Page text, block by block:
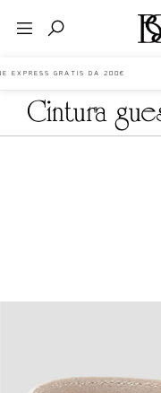
EXPRESS GRATIS DA
cintura